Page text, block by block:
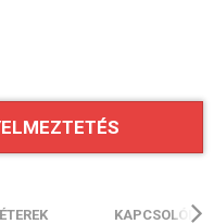
KAPCSOLÓDÓ